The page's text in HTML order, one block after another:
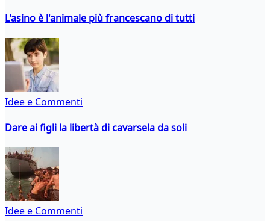
L'asino è l'animale più francescano di tutti
Idee e Commenti
Dare ai figli la libertà di cavarsela da soli
Idee e Commenti